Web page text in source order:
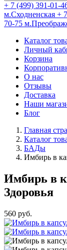
+ 7 (499) 391-01-
м.Сходненская +
70-75
Каталог
Личный
Корзина
О нас
Отзывы
Доставка
Наши
Блог
Главная
Каталог
БАДы
Имбирь в
Имбирь в
Здоровья
560 руб.